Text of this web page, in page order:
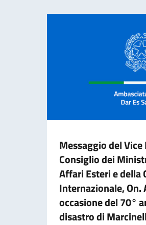
Messaggio del
Consiglio dei
Affari Esteri e della
Internazionale, On.
occasione del 70°
disastro di